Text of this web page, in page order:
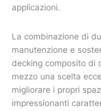
applicazioni.
La combinazione di
manutenzione e
decking composito di
mezzo una scelta
migliorare i propri
impressionanti